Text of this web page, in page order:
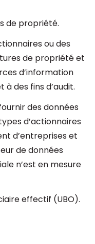
de propriété.
ou des
de propriété et
d’information
des fins d’audit.
des données
d’actionnaires
d’entreprises et
de données
n’est en mesure
effectif (UBO).